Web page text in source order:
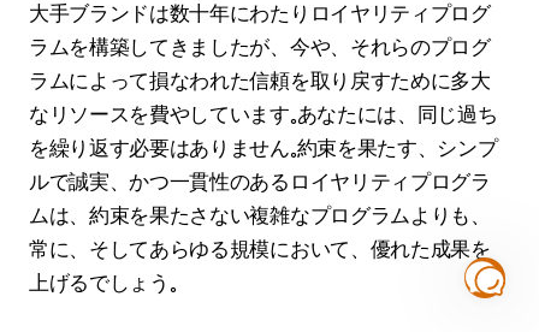
大手ブランドは数十年にわたりロイヤリティプログ
ラムを構築してきましたが、今や、それらのプログ
ラムによって損なわれた信頼を取り戻すために多大
なリソースを費やしています。あなたには、同じ過ち
を繰り返す必要はありません。約束を果たす、シンプ
ルで誠実、かつ一貫性のあるロイヤリティプログラ
ムは、約束を果たさない複雑なプログラムよりも、
常に、そしてあらゆる規模において、優れた成果を
上げるでしょう。